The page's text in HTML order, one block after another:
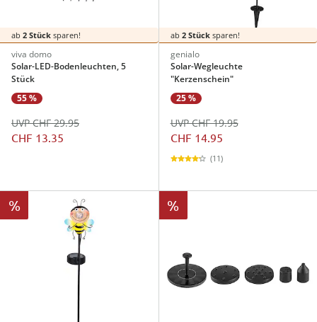
ab 2 Stück sparen!
viva domo
Solar-LED-Bodenleuchten, 5
Stück
55 %
CHF 13.35
UVP CHF 29.95
ab 2 Stücksparen!
genialo
Solar-Wegleuchte
"Kerzenschein"
25 %
CHF 14.95
UVP CHF 19.95
(11)
% %